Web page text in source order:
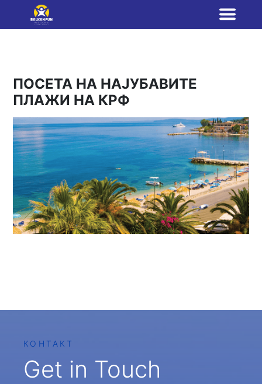
ПОСЕТА НА НАЈУБАВИТЕ
ПЛАЖИ НА КРФ
КОНТАКТ
Get in Touch